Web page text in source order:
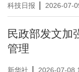
科技日报 2026-07-
民政部发文加
管理
新华社 2026-07-08